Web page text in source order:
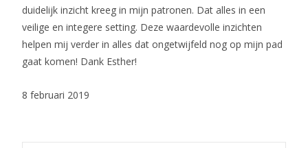
duidelijk inzicht kreeg in mijn patronen. Dat alles in een
veilige en integere setting. Deze waardevolle inzichten
helpen mij verder in alles dat ongetwijfeld nog op mijn pad
gaat komen! Dank Esther!
8 februari 2019